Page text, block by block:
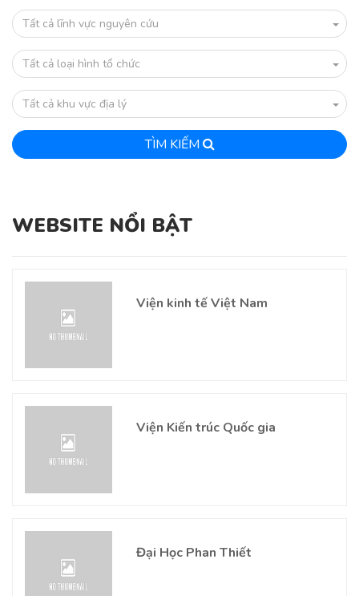
Tất cả lĩnh vực nguyên cứu
Tất cả loại hình tổ chức
Tất cả khu vực địa lý
TÌM KIẾM
WEBSITE NỔI BẬT
Viện kinh tế Việt Nam
Viện Kiến trúc Quốc gia
Đại Học Phan Thiết